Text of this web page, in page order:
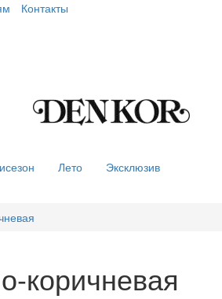
Контакты
Лето Эксклюзив
коричневая